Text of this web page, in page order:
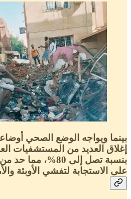
بينما ويواجه الوضع الصحي
إغلاق العديد من المستشفيات
بنسبة تصل إلى
على الاستجابة لتفشي الأوبئة